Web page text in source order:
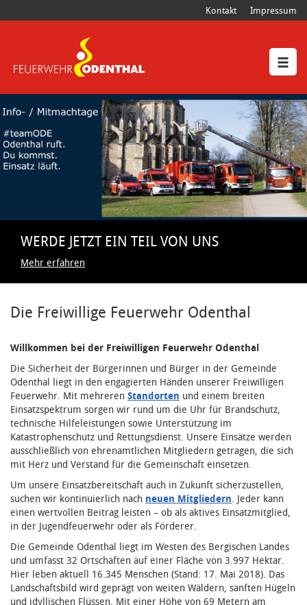
Kontakt Impressum
WERDE JETZT EIN TEIL VON UNS
Mehr erfahren
Die Freiwillige Feuerwehr Odenthal
Willkommen bei der Freiwilligen Feuerwehr Odenthal
Die Sicherheit der Bürgerinnen und Bürger in der Gemeinde
Odenthal liegt in den engagierten Händen unserer Freiwilligen
Feuerwehr. Mit mehreren Standorten und einem breiten
Einsatzspektrum sorgen wir rund um die Uhr für Brandschutz,
technische Hilfeleistungen sowie Unterstützung im
Katastrophenschutz und Rettungsdienst. Unsere Einsätze werden
ausschließlich von ehrenamtlichen Mitgliedern getragen, die sich
mit Herz und Verstand für die Gemeinschaft einsetzen.
Um unsere Einsatzbereitschaft auch in Zukunft sicherzustellen,
suchen wir kontinuierlich nach neuen Mitgliedern. Jeder kann
einen wertvollen Beitrag leisten – ob als aktives Einsatzmitglied,
in der Jugendfeuerwehr oder als Förderer.
Die Gemeinde Odenthal liegt im Westen des Bergischen Landes
und umfasst 32 Ortschaften auf einer Fläche von 3.997 Hektar.
Hier leben aktuell 16.345 Menschen (Stand: 17. Mai 2018). Das
Landschaftsbild wird geprägt von weiten Wäldern, sanften Hügeln
und idyllischen Flüssen. Mit einer Höhe von 69 Metern am